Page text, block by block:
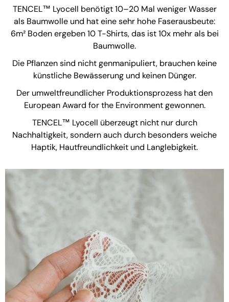
TENCEL™ Lyocell benötigt 10–20 Mal weniger Wasser
als Baumwolle und hat eine sehr hohe Faserausbeute:
6m² Boden ergeben 10 T-Shirts, das ist 10x mehr als bei
Baumwolle.
Die Pflanzen sind nicht genmanipuliert, brauchen keine
künstliche Bewässerung und keinen Dünger.
Der umweltfreundlicher Produktionsprozess hat den
European Award for the Environment gewonnen.
TENCEL™ Lyocell überzeugt nicht nur durch
Nachhaltigkeit, sondern auch durch besonders weiche
Haptik, Hautfreundlichkeit und Langlebigkeit.